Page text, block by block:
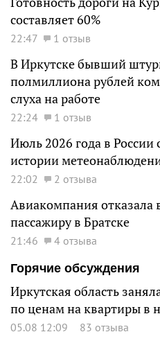
составляет 60%
22:47 1 отзыв
В Иркутске бывший
полмиллиона рублей
слуха на работе
22:24 1 отзыв
Июль 2026 года в
истории
22:02 2 отзыва
Авиакомпания отказала
пассажиру в Братске
21:46
4 отзыва
Горячие обсуждения
Иркутская область
по ценам на квартиры в
05.08 12:09 83 отзыва